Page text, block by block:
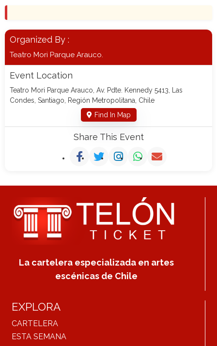
Organized By :
Teatro Mori Parque Arauco.
Event Location
Teatro Mori Parque Arauco, Av. Pdte. Kennedy 5413, Las
Condes, Santiago, Región Metropolitana, Chile
Find In Map
Share This Event
La cartelera especializada en artes
escénicas de Chile
EXPLORA
CARTELERA
ESTA SEMANA